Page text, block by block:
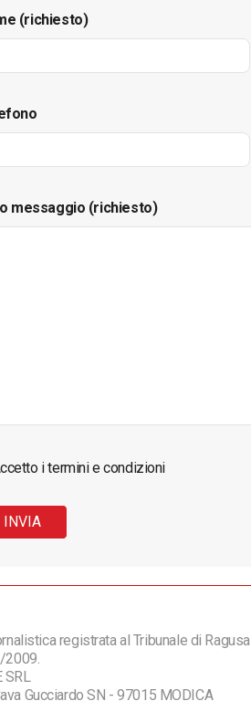
(richiesto)
messaggio (richiesto)
i termini e condizioni
registrata al Tribunale di Ragusa
2009.
SRL
Gucciardo SN - 97015 MODICA